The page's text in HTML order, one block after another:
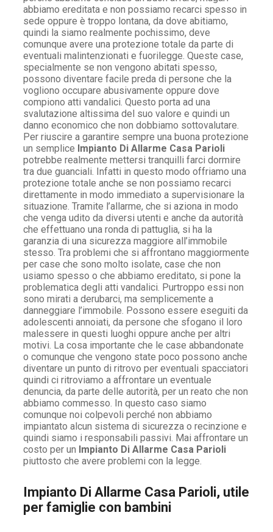
abbiamo ereditata e non possiamo recarci spesso in
sede oppure è troppo lontana, da dove abitiamo,
quindi la siamo realmente pochissimo, deve
comunque avere una protezione totale da parte di
eventuali malintenzionati e fuorilegge. Queste case,
specialmente se non vengono abitati spesso,
possono diventare facile preda di persone che la
vogliono occupare abusivamente oppure dove
compiono atti vandalici. Questo porta ad una
svalutazione altissima del suo valore e quindi un
danno economico che non dobbiamo sottovalutare.
Per riuscire a garantire sempre una buona protezione
un semplice Impianto Di Allarme Casa Parioli
potrebbe realmente mettersi tranquilli farci dormire
tra due guanciali. Infatti in questo modo offriamo una
protezione totale anche se non possiamo recarci
direttamente in modo immediato a supervisionare la
situazione. Tramite l’allarme, che si aziona in modo
che venga udito da diversi utenti e anche da autorità
che effettuano una ronda di pattuglia, si ha la
garanzia di una sicurezza maggiore all’immobile
stesso. Tra problemi che si affrontano maggiormente
per case che sono molto isolate, case che non
usiamo spesso o che abbiamo ereditato, si pone la
problematica degli atti vandalici. Purtroppo essi non
sono mirati a derubarci, ma semplicemente a
danneggiare l’immobile. Possono essere eseguiti da
adolescenti annoiati, da persone che sfogano il loro
malessere in questi luoghi oppure anche per altri
motivi. La cosa importante che le case abbandonate
o comunque che vengono state poco possono anche
diventare un punto di ritrovo per eventuali spacciatori
quindi ci ritroviamo a affrontare un eventuale
denuncia, da parte delle autorità, per un reato che non
abbiamo commesso. In questo caso siamo
comunque noi colpevoli perché non abbiamo
impiantato alcun sistema di sicurezza o recinzione e
quindi siamo i responsabili passivi. Mai affrontare un
costo per un Impianto Di Allarme Casa Parioli
piuttosto che avere problemi con la legge.
Impianto Di Allarme Casa Parioli, utile
per famiglie con bambini